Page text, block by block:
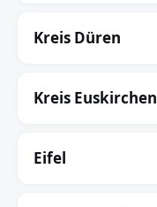
Kreis Düren
Kreis Euskirchen
Eifel